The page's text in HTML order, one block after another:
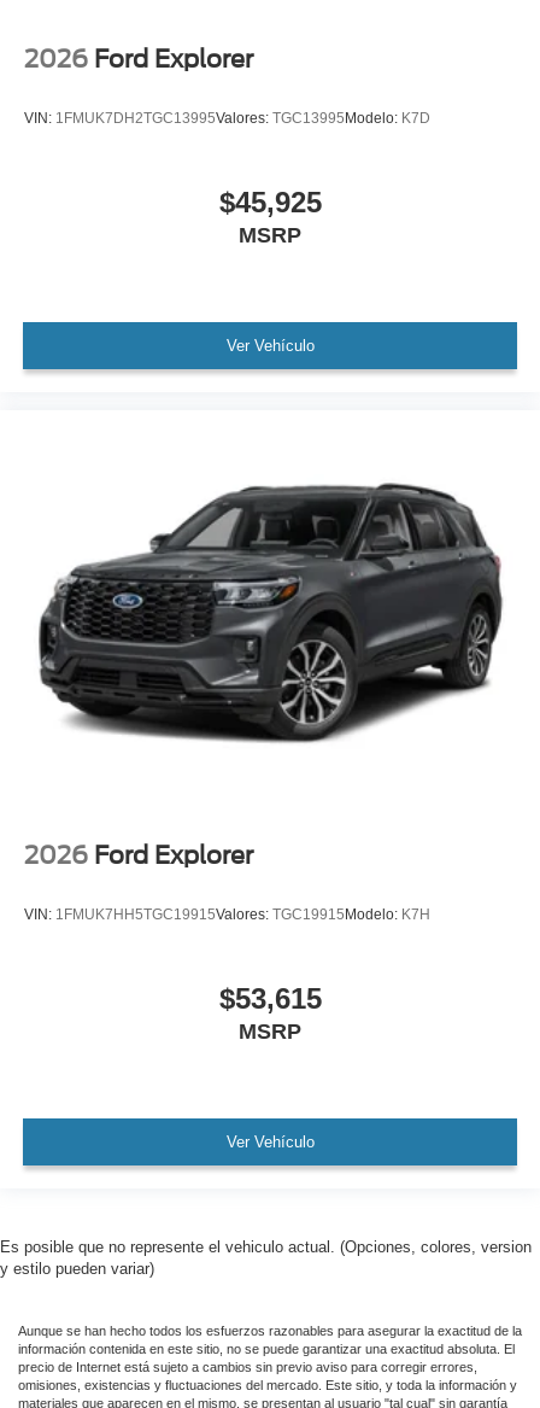
2026 Ford Explorer
VIN: 1FMUK7DH2TGC13995Valores: TGC13995 Modelo: K7D
$45,925
MSRP
Ver Vehículo
2026 Ford Explorer
VIN: 1FMUK7HH5TGC19915Valores: TGC19915 Modelo: K7H
$53,615
MSRP
Ver Vehículo
Es posible que no represente el vehiculo actual. (Opciones, colores, version
y estilo pueden variar)
Aunque se han hecho todos los esfuerzos razonables para asegurar la exactitud de la
información contenida en este sitio, no se puede garantizar una exactitud absoluta. El
precio de Internet está sujeto a cambios sin previo aviso para corregir errores,
omisiones, existencias y fluctuaciones del mercado. Este sitio, y toda la información y
materiales que aparecen en el mismo, se presentan al usuario "tal cual" sin garantía